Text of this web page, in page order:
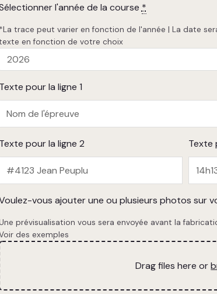
l'année de la course *
*La trace peut varier en fonction de l'année | La date
en fonction de votre choix
Texte pour la ligne 1
Texte pour la ligne 2 Texte
vous ajouter une ou plusieurs photos sur
prévisualisation vous sera envoyée avant la
des exemples
Drag files here or